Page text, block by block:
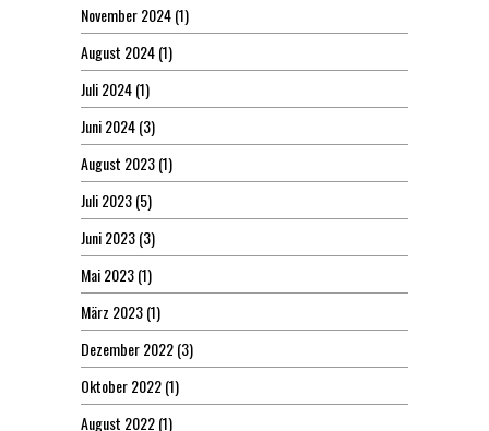
November 2024(1)
August 2024(1)
Juli 2024(1)
Juni 2024(3)
August 2023(1)
Juli 2023(5)
Juni 2023(3)
Mai 2023(1)
März 2023(1)
Dezember 2022(3)
Oktober 2022(1)
August 2022(1)